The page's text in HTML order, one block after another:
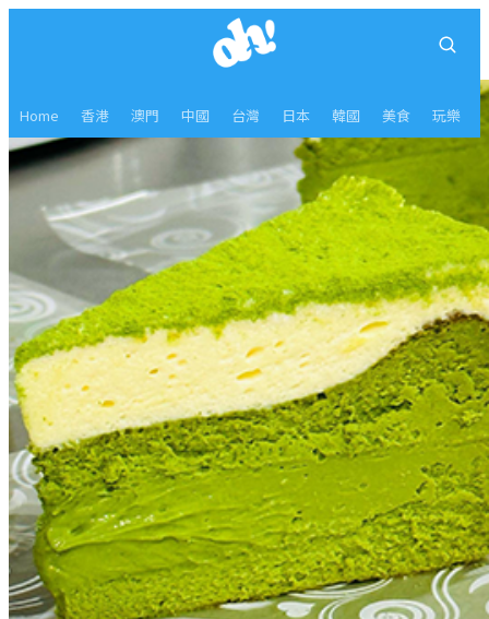
Home 香港 澳門 中國 台灣 日本 韓國 美食 玩樂